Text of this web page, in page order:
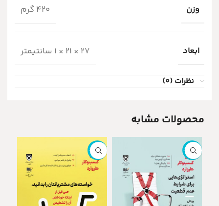
وزن
420 گرم
ابعاد 27 × 21 × 1 سانتیمتر
نظرات (0)
محصولات مشابه
ناموجود ناموجود